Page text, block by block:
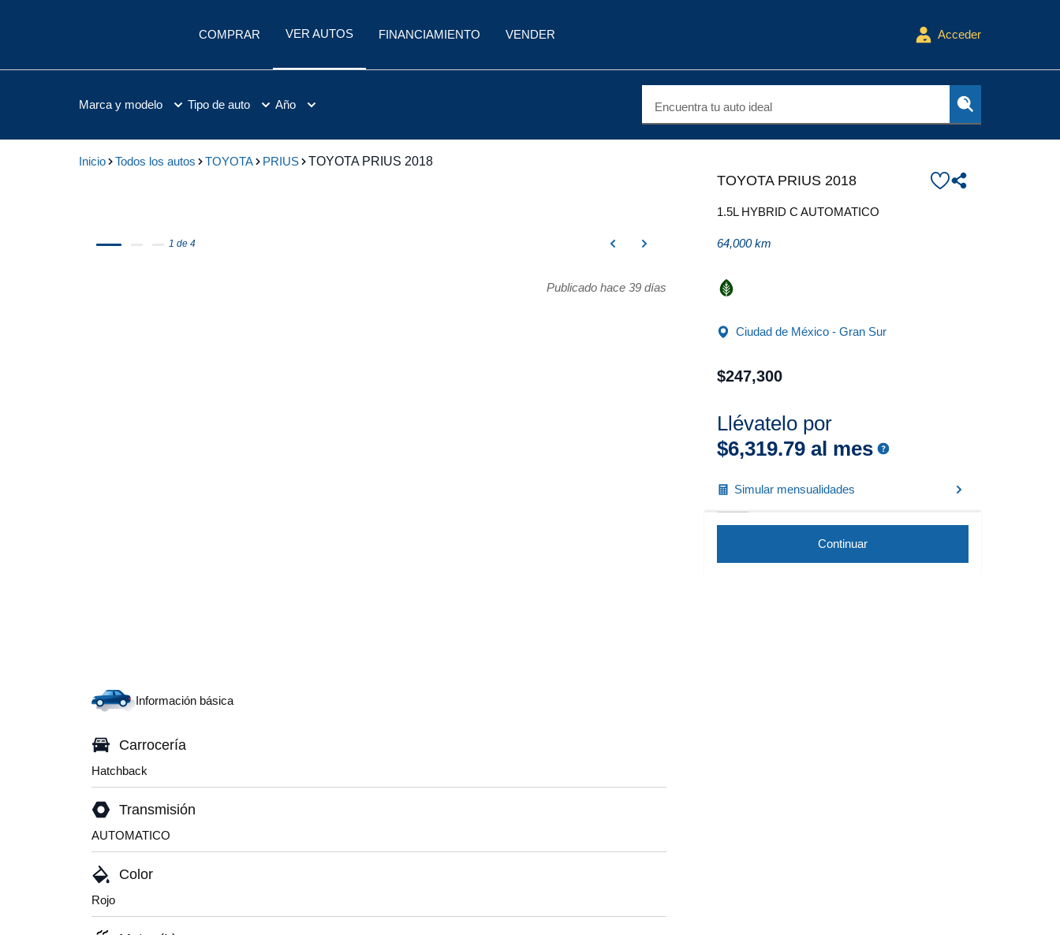
COMPRAR VER AUTOS FINANCIAMIENTO VENDER Acceder
Marca y modelo Tipo de auto Año Encuentra tu auto ideal
Inicio Todos los autos TOYOTA PRIUS TOYOTA PRIUS 2018
1 de 4
Publicado hace 39 días
TOYOTA PRIUS 2018
1.5L HYBRID C AUTOMATICO
64,000 km
Ciudad de México - Gran Sur
$247,300
Llévatelo por
$6,319.79al mes
Simular mensualidades
Continuar
Información básica
Carrocería
Hatchback
Transmisión
AUTOMATICO
Color
Rojo